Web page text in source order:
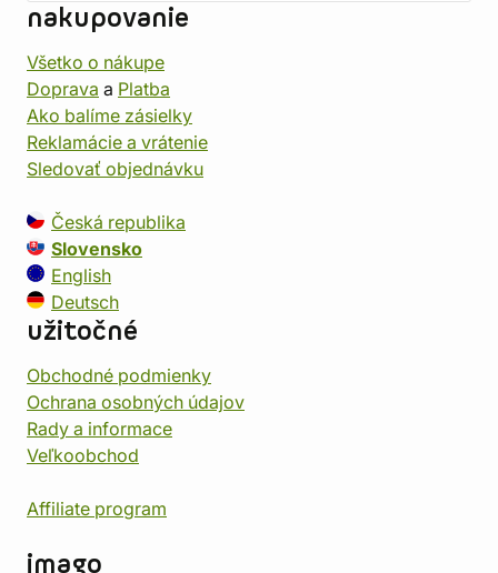
nakupovanie
Všetko o nákupe
Doprava a Platba
Ako balíme zásielky
Reklamácie a vrátenie
Sledovať objednávku
Česká republika
Slovensko
English
Deutsch
užitočné
Obchodné podmienky
Ochrana osobných údajov
Rady a informace
Veľkoobchod
Affiliate program
imago